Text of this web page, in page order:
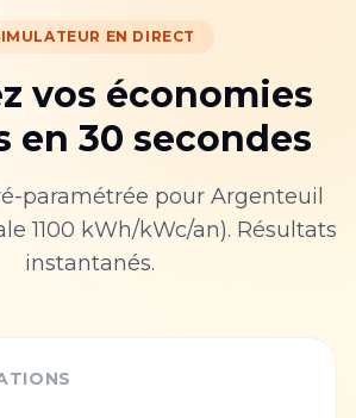
EN DIRECT
vos économies
en 30 secondes
paramétrée pour Argenteuil
1100 kWh/kWc/an). Résultats
instantanés.